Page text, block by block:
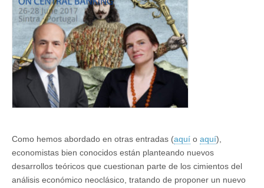
Como hemos abordado en otras entradas (aquí o aquí),
economistas bien conocidos están planteando nuevos
desarrollos teóricos que cuestionan parte de los cimientos del
análisis económico neoclásico, tratando de proponer un nuevo